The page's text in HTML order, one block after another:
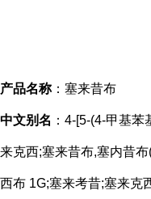
产品名称：塞来昔布
中文别名 ：4-[5-(4-甲基
来克西;塞来昔布,塞内昔
西布 1G;塞来考昔;塞来克